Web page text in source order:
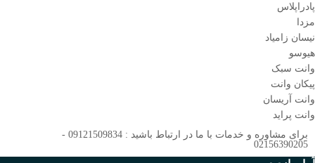
پادراپلاس
مزدا
نیسان زامیاد
هیوسو
وانت سبک
پیکان وانت
وانت آریسان
وانت پراید
برای مشاوره و خدمات با ما در ارتباط باشید : 09121509834 -
02156390205